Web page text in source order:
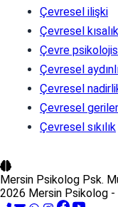
Çevresel ilişki
Çevresel kısalık
Çevre
Çevresel
Çevresel
Çevresel
Çevresel sıkılık
Mersin Psikolog Psk.
2026 Mersin Psikolog -